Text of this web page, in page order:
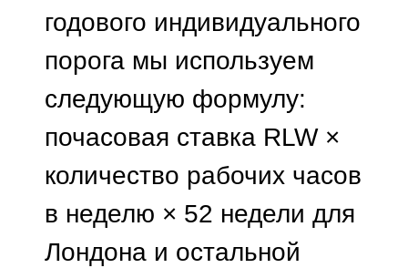
годового индивидуального
порога мы используем
следующую формулу:
почасовая ставка RLW ×
количество рабочих часов
в неделю × 52 недели для
Лондона и остальной